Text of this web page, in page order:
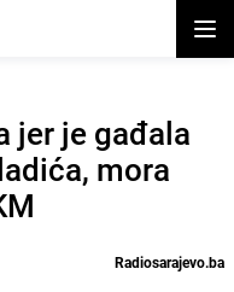
jer je gađala
mora
Radiosarajevo.ba